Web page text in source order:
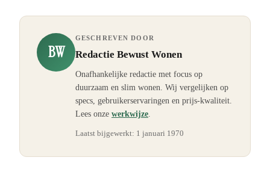
BW
GESCHREVEN DOOR
Redactie Bewust Wonen
Onafhankelijke redactie met focus op
duurzaam en slim wonen. Wij vergelijken op
specs, gebruikerservaringen en prijs-kwaliteit.
Lees onze werkwijze
Laatst bijgewerkt: 1 januari 1970